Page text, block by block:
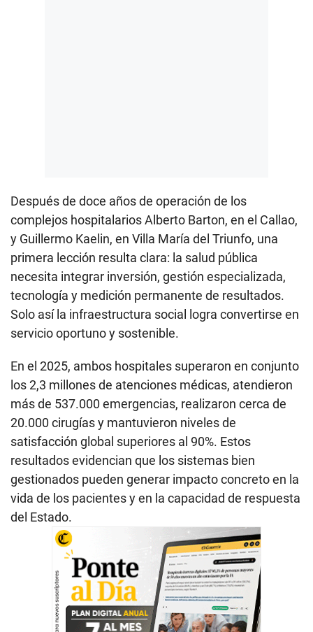
Después de doce años de operación de los
complejos hospitalarios Alberto Barton, en el Callao,
y Guillermo Kaelin, en Villa María del Triunfo, una
primera lección resulta clara: la salud pública
necesita integrar inversión, gestión especializada,
tecnología y medición permanente de resultados.
Solo así la infraestructura social logra convertirse en
servicio oportuno y sostenible.
En el 2025, ambos hospitales superaron en conjunto
los 2,3 millones de atenciones médicas, atendieron
más de 537.000 emergencias, realizaron cerca de
20.000 cirugías y mantuvieron niveles de
satisfacción global superiores al 90%. Estos
resultados evidencian que los sistemas bien
gestionados pueden generar impacto concreto en la
vida de los pacientes y en la capacidad de respuesta
del Estado.